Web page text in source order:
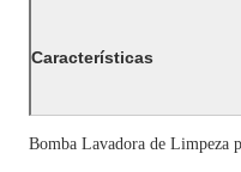
Características
Bomba Lavadora de